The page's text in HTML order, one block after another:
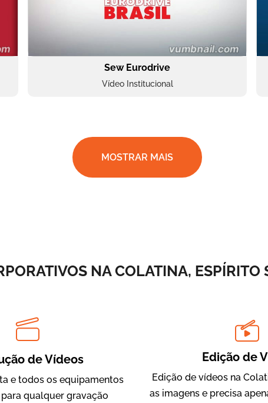
Sew Eurodrive
Vídeo Institucional
Evolucional
MOSTRAR MAIS
NA COLATINA, ESPÍRITO
de Vídeos
e todos os equipamentos
qualquer gravação
Edição de
Edição de vídeos na
as imagens e precisa